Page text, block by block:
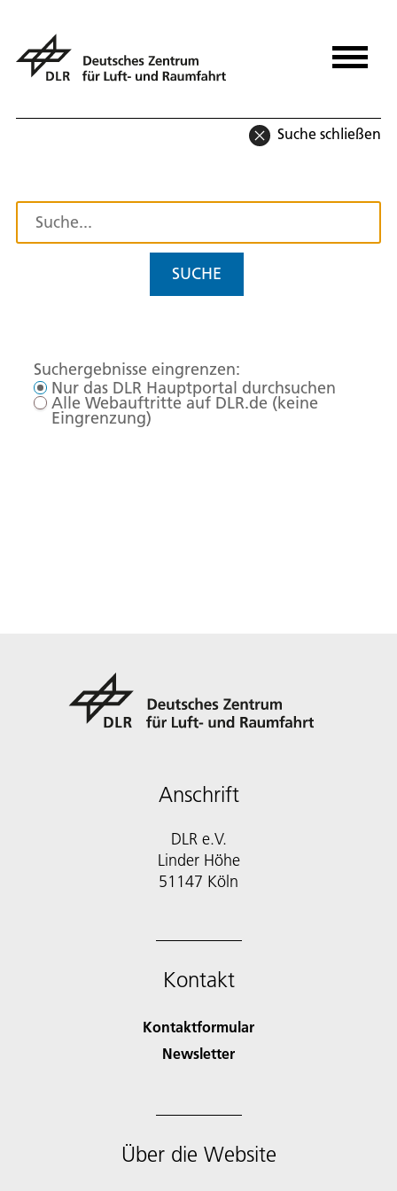
Suche schließen
SUCHE
Suchergebnisse eingrenzen:
Nur das DLR Hauptportal durchsuchen
Alle Webauftritte auf DLR.de (keine
Eingrenzung)
Anschrift
DLR e.V.
Linder Höhe
51147 Köln
Kontakt
Kontaktformular
Newsletter
Über die Website